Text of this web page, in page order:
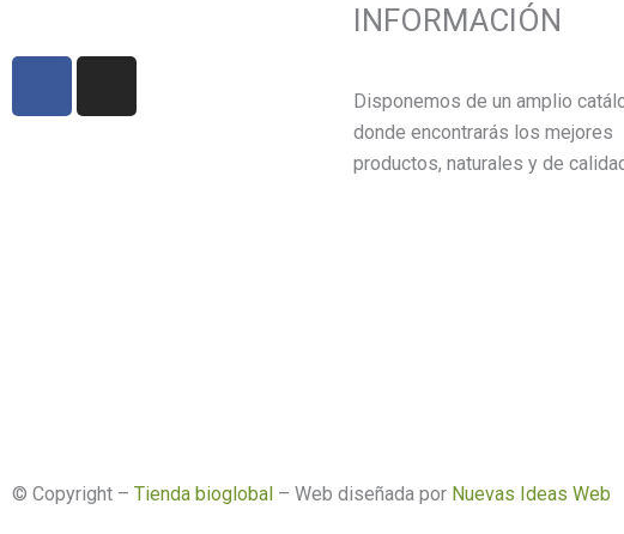
INFORMACIÓN
Disponemos de un amplio
donde encontrarás los mejores
productos, naturales y de
© Copyright – Tienda bioglobal – Web diseñada por Nuevas Ideas Web